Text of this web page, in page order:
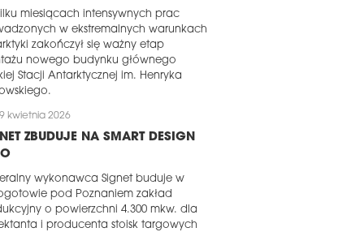
miesiącach intensywnych prac
w ekstremalnych warunkach
zakończył się ważny etap
nowego budynku głównego
Stacji Antarktycznej im. Henryka
kwietnia 2026
ZBUDUJE NA SMART DESIGN
wykonawca Signet buduje w
pod Poznaniem zakład
o powierzchni 4.300 mkw. dla
i producenta stoisk targowych